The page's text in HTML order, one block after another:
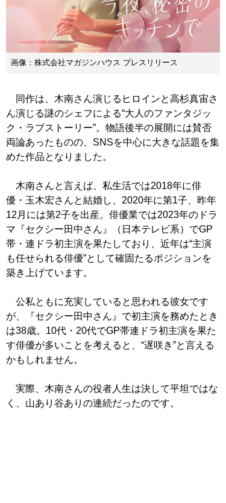
画像：株式会社マガジンハウス プレスリリース
同作は、木南さん演じるヒロインと高杉真宙さ
ん演じる謎のシェフによる“大人のファンタジッ
ク・ラブストーリー”。物語後半の展開には賛否
両論あったものの、SNSを中心に大きな話題を集
めた作品となりました。
木南さんと言えば、私生活では2018年に俳
優・玉木宏さんと結婚し、2020年に第1子、昨年
12月には第2子を出産。俳優業では2023年のドラ
マ『セクシー田中さん』（日本テレビ系）でGP
帯・連ドラ初主演を果たしており、近年は“主演
も任せられる俳優”として確固たるポジションを
築き上げています。
公私ともに充実していると思われる彼女です
が、『セクシー田中さん』で初主演を務めたとき
は38歳。10代・20代でGP帯連ドラ初主演を果た
す俳優が多いことを考えると、“遅咲き”と言える
かもしれません。
実際、木南さんの役者人生は決して平坦ではな
く、山あり谷ありの連続だったのです。